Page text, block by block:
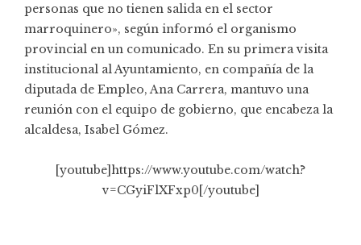
personas que no tienen salida en el sector
marroquinero», según informó el organismo
provincial en un comunicado. En su primera visita
institucional al Ayuntamiento, en compañía de la
diputada de Empleo, Ana Carrera, mantuvo una
reunión con el equipo de gobierno, que encabeza la
alcaldesa, Isabel Gómez.
[youtube]https://www.youtube.com/watch?
v=CGyiFlXFxp0[/youtube]